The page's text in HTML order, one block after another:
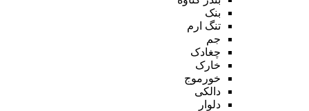
بنک
تنگ ارم
جم
چغادک
خارک
خورموج
دالکی
دلوار